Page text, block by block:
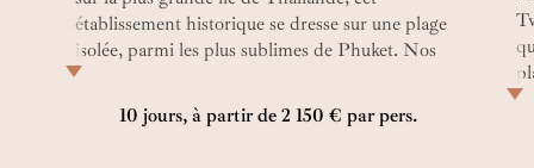
établissement historique se dresse sur une plage
isolée, parmi les plus sublimes de Phuket. Nos
experts vous convient à une expérience unique,
dévoilant ses mystères les plus précieux au fil des
vagues et des doux murmures de l'océan : un
10 jours, à partir de 2 150 € par pers.